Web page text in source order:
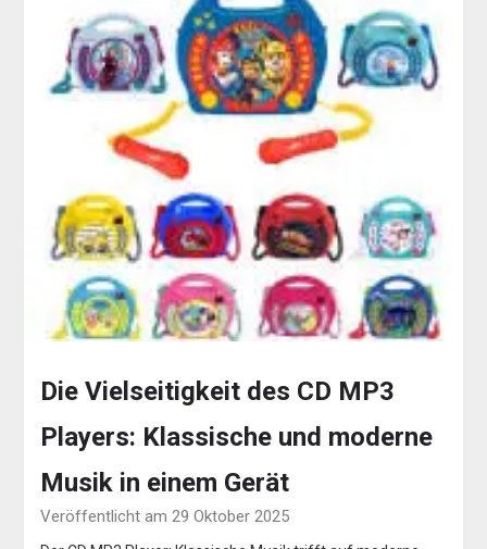
Die Vielseitigkeit des CD MP3
Players: Klassische und moderne
Musik in einem Gerät
Veröffentlicht am 29 Oktober 2025